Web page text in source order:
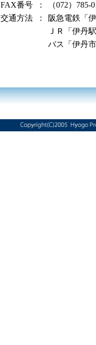
FAX番号
：
（072）785-
交通方法
：
阪急電鉄「
ＪＲ「伊丹
バス「伊丹